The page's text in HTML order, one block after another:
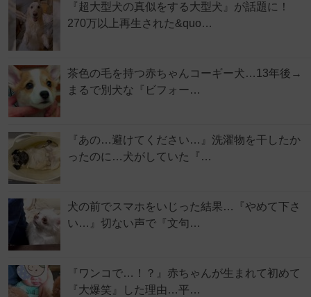
『超大型犬の真似をする大型犬』が話題に！
270万以上再生された&quo…
茶色の毛を持つ赤ちゃんコーギー犬…13年後→
まるで別犬な『ビフォー…
『あの…避けてください…』洗濯物を干したか
ったのに…犬がしていた『…
犬の前でスマホをいじった結果…『やめて下さ
い…』切ない声で『文句…
『ワンコで…！？』赤ちゃんが生まれて初めて
『大爆笑』した理由…平…